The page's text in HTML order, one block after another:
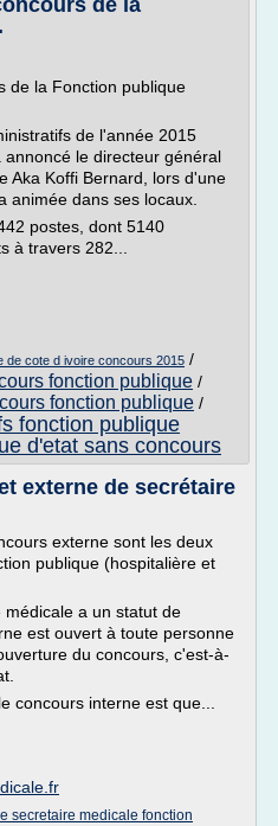
de la
de la Fonction publique
de l'année 2015
le directeur général
Aka Koffi Bernard, lors d'une
animée dans ses locaux.
postes, dont 5140
à travers 282...
de cote d ivoire concours 2015 /
fonction publique /
fonction publique /
fonction publique
d'etat sans concours
externe de secrétaire
externe sont les deux
publique (hospitalière et
a un statut de
est ouvert à toute personne
du concours, c'est-à-
concours interne est que...
secretaire medicale fonction